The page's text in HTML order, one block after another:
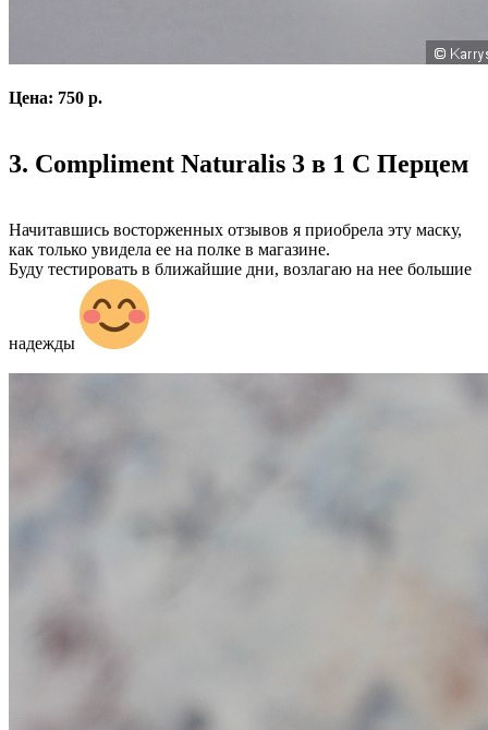
Цена: 750 р.
3. Compliment Naturalis 3 в 1 С Перцем
Начитавшись восторженных отзывов я приобрела эту маску,
как только увидела ее на полке в магазине.
Буду тестировать в ближайшие дни, возлагаю на нее большие
надежды